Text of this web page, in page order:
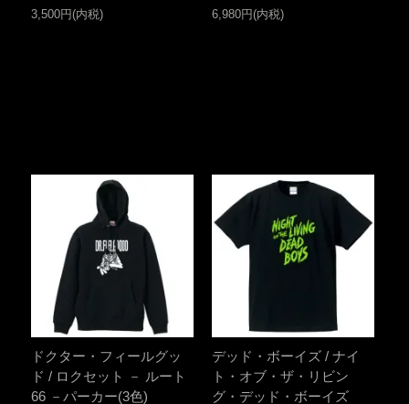
3,500円(内税) 6,980円(内税)
ドクター・フィールグッ
ド / ロクセット － ルート
66 －パーカー(3色)
デッド・ボーイズ / ナイ
ト・オブ・ザ・リビン
グ・デッド・ボーイズ